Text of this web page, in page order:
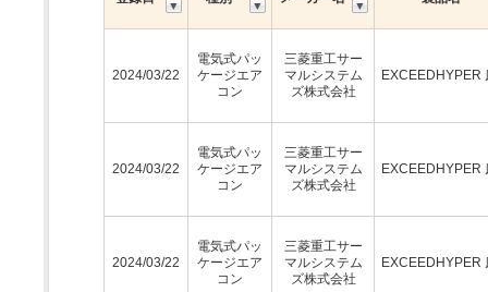
2024/03/22
電気式パッ
ケージエア
コン
三菱重工サー
マルシステム
ズ株式会社
EXCEEDHYPER
2024/03/22
電気式パッ
ケージエア
コン
三菱重工サー
マルシステム
ズ株式会社
EXCEEDHYPER
2024/03/22
電気式パッ
ケージエア
コン
三菱重工サー
マルシステム
ズ株式会社
EXCEEDHYPER